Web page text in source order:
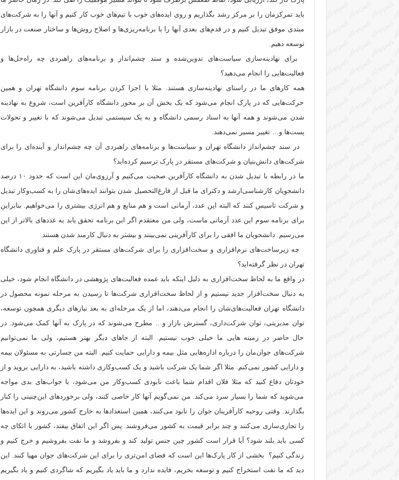
باید تمرکزمان را بر مرکز رشد بگذاریم و روی ایده‌های خوب با تیم‌های خوب کار کنیم و آنها را به شرکت‌های
مبتدی موفق تبدیل کنیم و در قدم‌های بعدی آنها را با برنامه‌ریزی‌ها و اصلاح روش‌ها و ساختار صنعت در بازار
توسعه دهیم.
برای نهادینه‌سازی سیاست‌های تدوین‌شده و سند چشم‌انداز و برنامه‌های راهبردی چه راه‌حل‌ها و
فعالیت‌هایی را انجام می‌دهید؟
همه کار‌های ما در راستای نهادینه‌سازی هستند. مثلا با اجرا کردن برنامه سوم دانشگاه تهران و همین
حرکت‌هایی که در پارک انجام می‌شود که یک بخش آن بر محور دانشگاه کارآفرین است، شروع به نهادینه
شدن می‌شوند و همه آنها به اسناد رسمی دانشگاه و به یک سیستمی تبدیل می‌شوند که با تغییر و تحولات
پست‌ها و… تغییر مسیر نمی‌دهند.
در سند چشم‌انداز دانشگاه تهران و سیاست‌ها و برنامه‌های راهبردی آن چه چشم‌انداز و آینده‌ای را برای
شرکت‌های دانش‌بنیان و شرکت‌های مستقر در پارک ترسیم کرده‌اید؟
ما در رابطه با تبدیل شدن به دانشگاه کارآفرین صحبت می‌کنیم و آرزوی‌مان این است که حدود ۱۰ درصد
دانشجویان کارشناسی‌ارشد و دکترای ما قبل از فارغ‌التحصیل شدن بتوانند ایده‌های‌شان را به کسب‌وکار تبدیل
و شرکت تاسیس کنند که البته این عدد، آرمانی است و هم منابع و هم انرژی بیشتری را می‌خواهیم. بنابراین
برای برنامه سوم این عدد آرمانی ماست، ولی من معتقدم اگر این برنامه تحقق یابد به عدد‌های بالاتر از این
می‌رسیم. دانشجویان ما افقی را برای کارآفرینی نمی‌بینند و بیشتر به دنبال کارمند شدن هستند.
چه زیرساخت‌های نرم‌افزاری و سخت‌افزاری را برای شرکت‌های مستقر در پارک علم و فناوری دانشگاه
تهران در نظر گرفته‌اید؟
در واقع ما به لحاظ سخت‌افزاری به دلیل اینکه باید عمده فعالیت‌های پژوهشی در دانشگاه انجام شود، خیلی
به دنبال سخت‌افزار جدید نیستیم و از لحاظ سخت‌افزاری شرکت‌ها تا رسیدن به مرحله نمونه محصول در
دانشگاه تهران فعالیت‌های‌شان را انجام می‌دهند، اما از یک مرحله‌ای به بعد نیاز‌های دیگری همچون توسعه،
توان مدیریتی، توان شرکت‌داری، گسترش بازار و… مطرح می‌شوند که در پارک به آنها کمک می‌شود. در
حال حاضر در زمینه هایی ما خیلی خوب نیستیم. البته از جاهای دیگر بهتر هستیم، ولی ما نمی‌توانیم
شرکت‌های جوان‌مان را درباره اداره‌هایی مثل بیمه و دارایی حمایت کنیم. البته من جسارتی به مسئولان بیمه
و دارایی کشور نمی‌کنم. مثلا اگر شما یک شرکت باشید و یک کسب‌وکاری داشته باشید، به دارایی بروید و از
خودتان دفاع کنید که مثلا فلان اقدام شما باعث نابودی کسب‌وکار من می‌شود، با جواب‌های بدی مواجه
می‌شوید که شما را بسیار سرد می‌کند. من نمی‌گویم آنها کار خاصی کنند، ولی برخوردهای این‌چنینی را کنار
بگذارند. وقتی روحیه کارآفرینان جوان را نابود می‌کنند، همین استعداد‌ها به خارج کشور می‌روند و این ایده‌ها
را تجاری‌سازی می‌کنند و چند برابر قیمت به کشور می‌فروشند. پس اگر این اتفاق بیفتد، کشور با اتکای چه
کسی باید بلند شود؟ آیا قرار است کشور چین جنس تولید کند و بفروشد و ما نفت بفروشیم و خرج کنیم و
زندگی کنیم؟ بخشی از کار پارک‌ها این است که فضای امن‌تری را برای این شرکت‌های جوان مهیا کنند. این
دید که ما نفت استخراج کنیم و توسعه بخریم، فایده ندارد و ما باید یاد بگیریم که شاگردی کنیم و یاد بگیریم